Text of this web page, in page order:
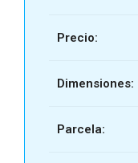
Precio:
Dimensiones:
Parcela: